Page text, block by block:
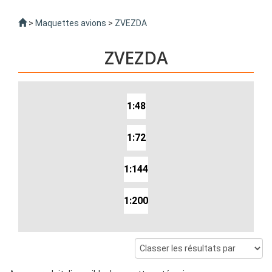
> Maquettes avions > ZVEZDA
ZVEZDA
1:48
1:72
1:144
1:200